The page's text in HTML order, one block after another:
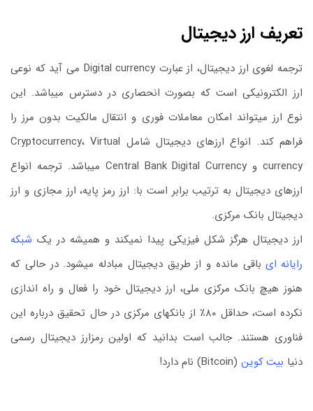
تعریف ارز دیجیتال
ترجمه لغوی ارز دیجیتال، از عبارت Digital currency می آید که نوعی
ارز الکترونیکی است که بصورت انحصاری در دسترس میباشد. این
نوع ارز میتواند امکان معاملات فوری و انتقال مالکیت بدون مرز را
فراهم کند. انواع ارزهای دیجیتال شامل Cryptocurrency، Virtual
currency و Central Bank Digital Currency میباشد. ترجمه انواع
ارزهای دیجیتال به ترتیب برابر است با: ارز رمز پایه، ارز مجازی و ارز
دیجیتال بانک مرکزی.
ارز دیجیتال هرگز شکل فیزیکی پیدا نمیکند و همیشه در یک شبکه
رایانه ایباقی مانده و از طریق دیجیتال مبادله میشود. در حالی که
هنوز هیچ بانک مرکزی ملی، ارز دیجیتال خود را فعال و راه اندازی
نکرده است، حداقل ۸۰٪ از بانکهای مرکزی در حال تحقیق درباره این
فناوری هستند. جالب است بدانید که اولین رمزارز دیجیتال رسمی
دنیا بیت کوین (Bitcoin) نام دارد!